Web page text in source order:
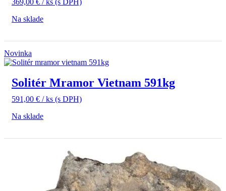
369,00 € / ks (s DPH)
Na sklade
Novinka
Solitér Mramor Vietnam 591kg
591,00 € / ks (s DPH)
Na sklade